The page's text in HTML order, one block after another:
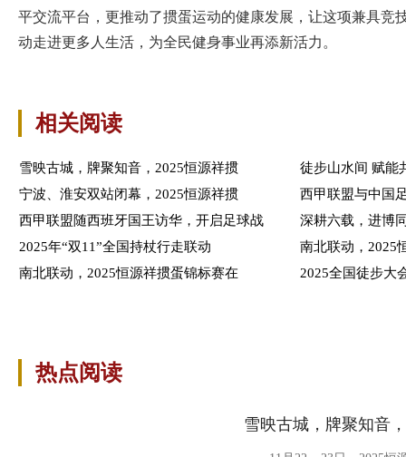
平交流平台，更推动了掼蛋运动的健康发展，让这项兼具竞
动走进更多人生活，为全民健身事业再添新活力。
相关阅读
雪映古城，牌聚知音，2025恒源祥掼
徒步山水间 赋
宁波、淮安双站闭幕，2025恒源祥掼
西甲联盟与中国
西甲联盟随西班牙国王访华，开启足球战
深耕六载，进博
2025年“双11”全国持杖行走联动
南北联动，2025
南北联动，2025恒源祥掼蛋锦标赛在
2025全国徒步大
热点阅读
雪映古城，牌聚知音